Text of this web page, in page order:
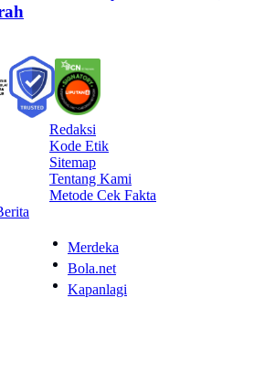
Redaksi
Kode Etik
Sitemap
Tentang Kami
Metode Cek Fakta
Merdeka
Bola.net
Kapanlagi